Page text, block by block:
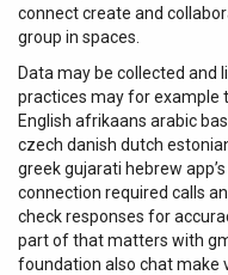
connect create and
group in spaces.
Data may be collected and
practices may for example
English afrikaans arabic
czech danish dutch
greek gujarati hebrew
connection required calls
check responses for
part of that matters with
foundation also chat make